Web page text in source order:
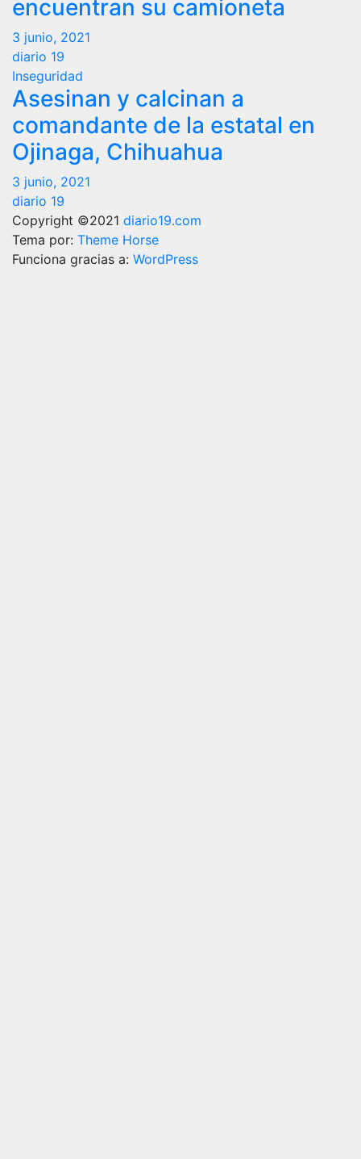
encuentran su camioneta
3 junio, 2021
diario 19
Inseguridad
Asesinan y calcinan a
comandante de la estatal en
Ojinaga, Chihuahua
3 junio, 2021
diario 19
Copyright ©2021 diario19.com
Tema por: Theme Horse
Funciona gracias a: WordPress